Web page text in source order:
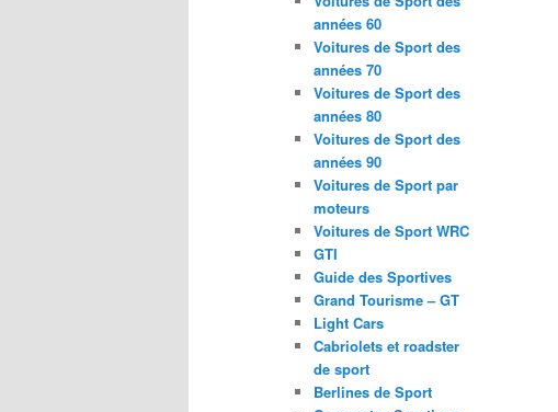
années 60
Voitures de Sport des
années 70
Voitures de Sport des
années 80
Voitures de Sport des
années 90
Voitures de Sport par
moteurs
Voitures de Sport WRC
GTI
Guide des Sportives
Grand Tourisme – GT
Light Cars
Cabriolets et roadster
de sport
Berlines de Sport